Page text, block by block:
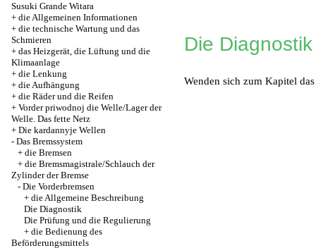
Susuki Grande Witara
+ die Allgemeinen Informationen
+ die technische Wartung und das
Schmieren
+ das Heizgerät, die Lüftung und die
Klimaanlage
+ die Lenkung
+ die Aufhängung
+ die Räder und die Reifen
+ Vorder priwodnoj die Welle/Lager der
Welle. Das fette Netz
+ Die kardannyje Wellen
- Das Bremssystem
+ die Bremsen
+ die Bremsmagistrale/Schlauch der
Zylinder der Bremse
- Die Vorderbremsen
+ die Allgemeine Beschreibung
Die Diagnostik
Die Prüfung und die Regulierung
+ die Bedienung des
Beförderungsmittels
Die Diagnostik
Wenden sich zum Kapitel